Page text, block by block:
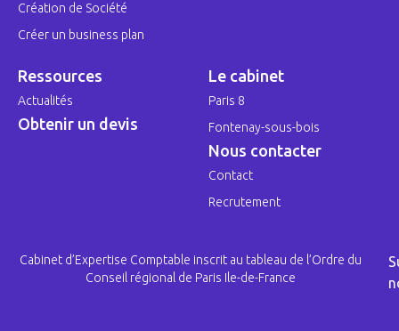
Création de Société
Créer un business plan
Ressources
Actualités
Obtenir un devis
Le cabinet
Paris 8
Fontenay-sous-bois
Nous contacter
Contact
Recrutement
Cabinet d’Expertise Comptable inscrit au tableau de l’Ordre du
Conseil régional de Paris Ile-de-France